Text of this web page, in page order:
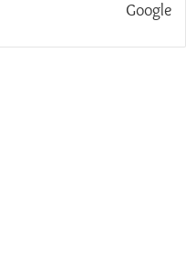
Google